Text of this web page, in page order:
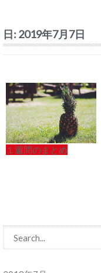
日: 2019年7月7日
１週間のまとめ